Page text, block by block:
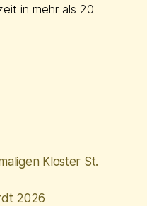
in mehr als 20
Kloster St.
2026